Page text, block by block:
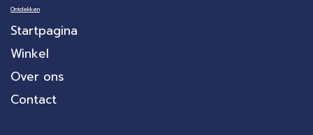
Ontdekken
Startpagina
Winkel
Over ons
Contact